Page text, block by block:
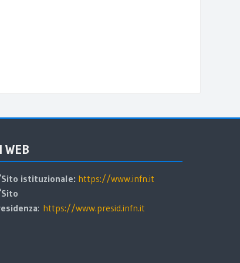
WEB
istituzionale: https://www.infn.it
Sito
: https://www.presid.infn.it